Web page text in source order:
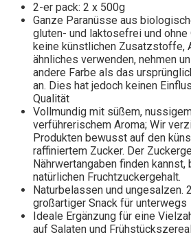
2-er pack: 2 x 500g
Ganze Paranüsse aus
gluten- und laktosefrei und ohne
keine künstlichen Zusatzstoffe,
ähnliches verwenden, nehmen
andere Farbe als das
an. Dies hat jedoch keinen
Qualität
Vollmundig mit süßem,
verführerischem Aroma; Wir
Produkten bewusst auf den
raffiniertem Zucker. Der
Nährwertangaben finden
natürlichen Fruchtzuckergehalt.
Naturbelassen und ungesalzen.
großartiger Snack für unterwegs
Ideale Ergänzung für eine
auf Salaten und